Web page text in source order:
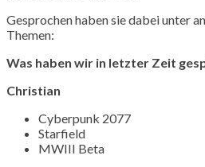
Gesprochen haben sie dabei unter
Themen:
Was haben wir in letzter Zeit
Christian
Cyberpunk 2077
Starfield
MWIII Beta